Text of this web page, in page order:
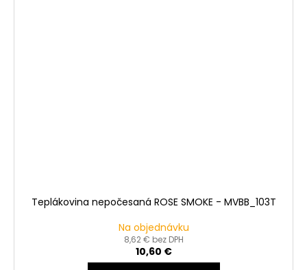
Teplákovina nepočesaná ROSE SMOKE - MVBB_103T
Na objednávku
8,62 € bez DPH
10,60 €